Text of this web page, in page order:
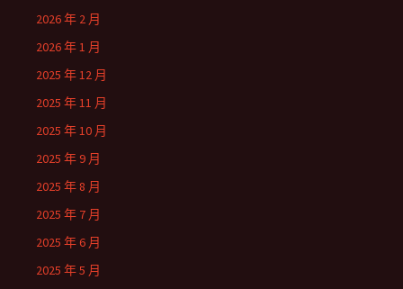
2026 年 2 月
2026 年 1 月
2025 年 12 月
2025 年 11 月
2025 年 10 月
2025 年 9 月
2025 年 8 月
2025 年 7 月
2025 年 6 月
2025 年 5 月